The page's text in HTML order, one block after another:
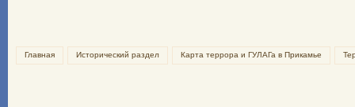
Главная Исторический раздел Карта террора и ГУЛАГа в Прикамье